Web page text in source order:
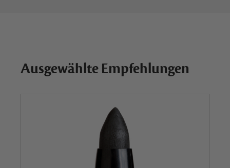
Ausgewählte Empfehlungen